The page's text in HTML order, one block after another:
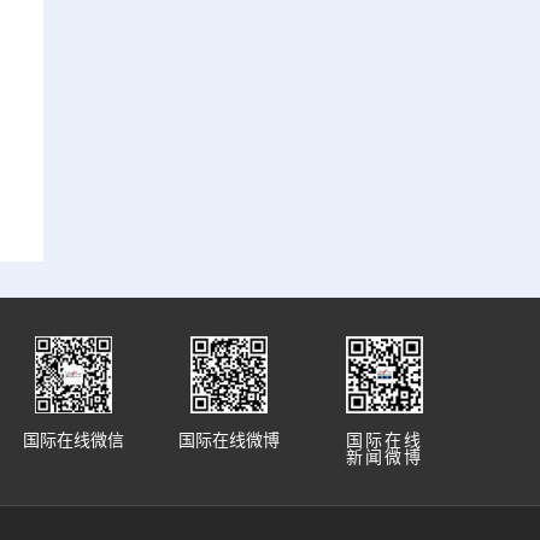
国际在线
新闻微博
国际在线微博
国际在线微信